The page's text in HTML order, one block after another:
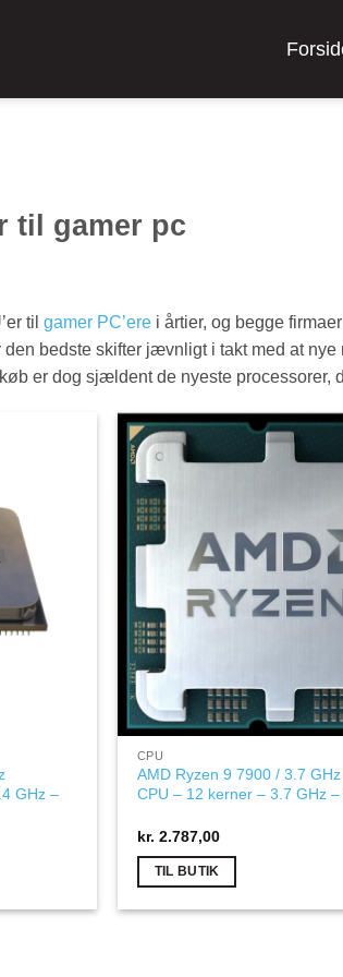
til gamer pc
til gamer PC’ere i årtier, og begge
bedste skifter jævnligt i takt med at
er dog sjældent de nyeste processorer,
GHz –
CPU
AMD Ryzen 9 7900 / 3.7
CPU – 12 kerner – 3.7 GHz –
kr. 2.787,00
TIL BUTIK